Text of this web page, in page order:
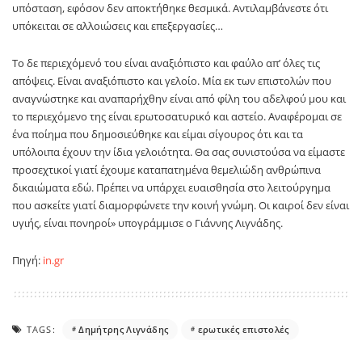
υπόσταση, εφόσον δεν αποκτήθηκε θεσμικά. Αντιλαμβάνεστε ότι
υπόκειται σε αλλοιώσεις και επεξεργασίες…
Το δε περιεχόμενό του είναι αναξιόπιστο και φαύλο απ’ όλες τις
απόψεις. Είναι αναξιόπιστο και γελοίο. Μία εκ των επιστολών που
αναγνώστηκε και αναπαρήχθην είναι από φίλη του αδελφού μου και
το περιεχόμενο της είναι ερωτοσατυρικό και αστείο. Αναφέρομαι σε
ένα ποίημα που δημοσιεύθηκε και είμαι σίγουρος ότι και τα
υπόλοιπα έχουν την ίδια γελοιότητα. Θα σας συνιστούσα να είμαστε
προσεχτικοί γιατί έχουμε καταπατημένα θεμελιώδη ανθρώπινα
δικαιώματα εδώ. Πρέπει να υπάρχει ευαισθησία στο λειτούργημα
που ασκείτε γιατί διαμορφώνετε την κοινή γνώμη. Οι καιροί δεν είναι
υγιής, είναι πονηροί» υπογράμμισε ο Γιάννης Λιγνάδης.
Πηγή: in.gr
TAGS: Δημήτρης Λιγνάδης ερωτικές επιστολές